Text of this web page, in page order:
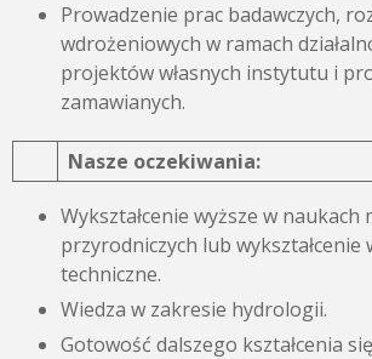
Prowadzenie prac badawczych,
wdrożeniowych w ramach
projektów własnych instytutu i
zamawianych.
Nasze oczekiwania:
Wykształcenie wyższe w naukach
przyrodniczych lub wykształcenie
techniczne.
Wiedza w zakresie hydrologii.
Gotowość dalszego kształcenia